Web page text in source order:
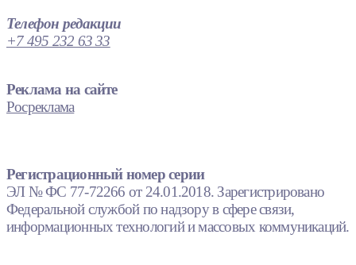
Телефон редакции
+7 495 232 63 33
Реклама на сайте
Росреклама
Регистрационный номер серии
ЭЛ № ФС 77-72266 от 24.01.2018. Зарегистрировано
Федеральной службой по надзору в сфере связи,
информационных технологий и массовых коммуникаций.